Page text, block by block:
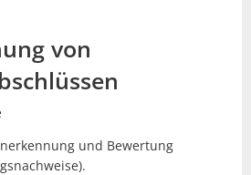
von
und Bewertung